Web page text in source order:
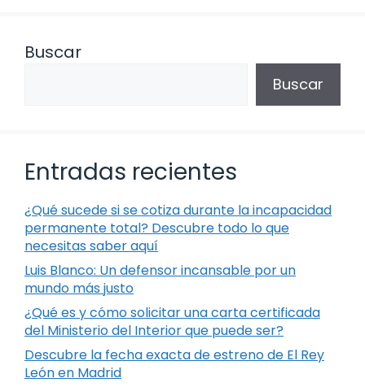
Buscar
Buscar
Entradas recientes
¿Qué sucede si se cotiza durante la incapacidad
permanente total? Descubre todo lo que
necesitas saber aquí
Luis Blanco: Un defensor incansable por un
mundo más justo
¿Qué es y cómo solicitar una carta certificada
del Ministerio del Interior que puede ser?
Descubre la fecha exacta de estreno de El Rey
León en Madrid